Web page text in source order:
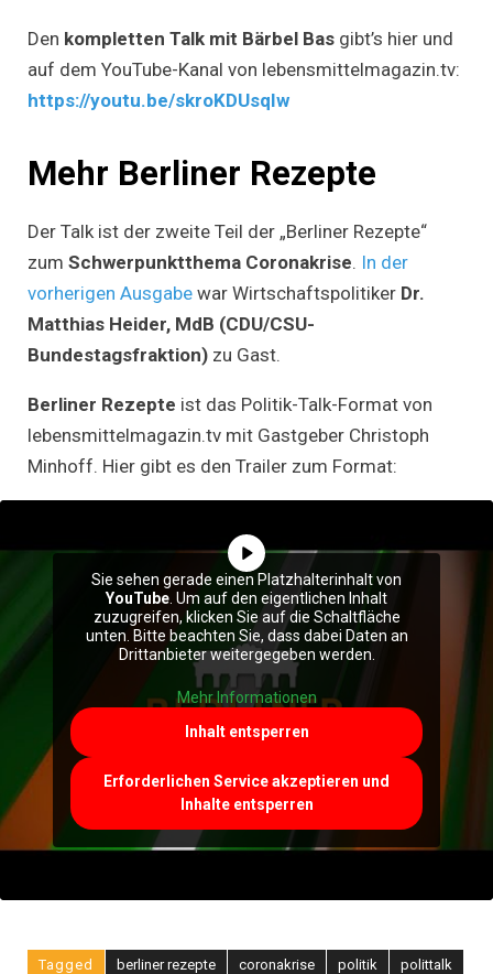
„Berliner
Rezepte“
mit
Bärbel
Den kompletten Talk mit Bärbel Bas gibt’s hier und
auf dem YouTube-Kanal von lebensmittelmagazin.tv:
https://youtu.be/skroKDUsqIw
Mehr Berliner Rezepte
Der Talk ist der zweite Teil der „Berliner Rezepte“
zum Schwerpunktthema Coronakrise. In der
vorherigen Ausgabe war Wirtschaftspolitiker Dr.
Matthias Heider, MdB (CDU/CSU-
Bundestagsfraktion) zu Gast.
Berliner Rezepte ist das Politik-Talk-Format von
lebensmittelmagazin.tv mit Gastgeber Christoph
Minhoff. Hier gibt es den Trailer zum Format:
Sie sehen gerade einen Platzhalterinhalt von
YouTube. Um auf den eigentlichen Inhalt
zuzugreifen, klicken Sie auf die Schaltfläche
unten. Bitte beachten Sie, dass dabei Daten an
Drittanbieter weitergegeben werden.
Mehr Informationen
Inhalt entsperren
Erforderlichen Service akzeptieren und
Inhalte entsperren
Tagged berliner rezepte coronakrise politik
polittalk